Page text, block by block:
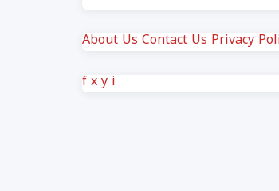
About Us Contact Us Privacy
f x y i